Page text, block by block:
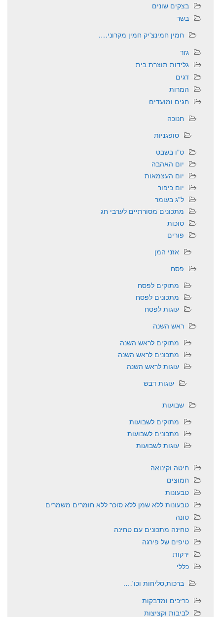
בצקים שונים
בשר
חמין חמינצ'יק חמין מקרוני….
גזר
גלידות תוצרת בית
דגים
המרות
חגים ומועדים
חנוכה
סופגניות
ט"ו בשבט
יום האהבה
יום העצמאות
יום כיפור
ל"ג בעומר
מתכונים מסורתיים לערבי חג
סוכות
פורים
אזני המן
פסח
מתוקים לפסח
מתכונים לפסח
עוגות לפסח
ראש השנה
מתוקים לראש השנה
מתכונים לראש השנה
עוגות לראש השנה
עוגות דבש
שבועות
מתוקים לשבועות
מתכונים לשבועות
עוגות לשבועות
חיטה וקינואה
חמוצים
טבעונות
טבעונות ללא שמן ללא סוכר ללא חומרים משמרים
טונה
טחינה מתכונים עם טחינה
טיפים של פירגה
ירקות
כללי
ברכות,סליחות וכו'….
כריכים ומדבקות
לביבות וקציצות